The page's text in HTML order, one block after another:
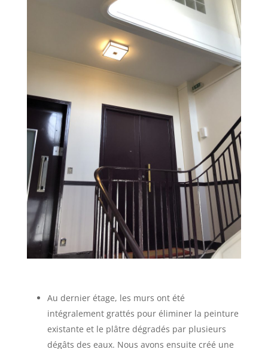
Au dernier étage, les murs ont été
intégralement grattés pour éliminer la peinture
existante et le plâtre dégradés par plusieurs
dégâts des eaux. Nous avons ensuite créé une